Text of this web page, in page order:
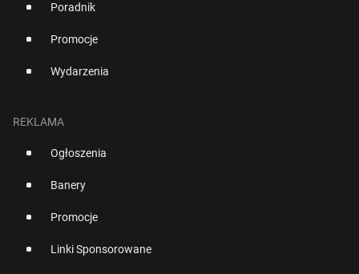
Poradnik
Promocje
Wydarzenia
REKLAMA
Ogłoszenia
Banery
Promocje
Linki Sponsorowane